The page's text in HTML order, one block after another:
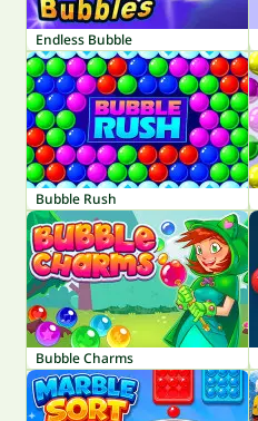
Endless Bubble
Bubble Rush
Bubble Charms